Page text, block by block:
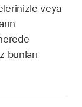
veya
bunları